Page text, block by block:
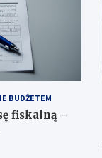
BUDŻETEM
fiskalną –